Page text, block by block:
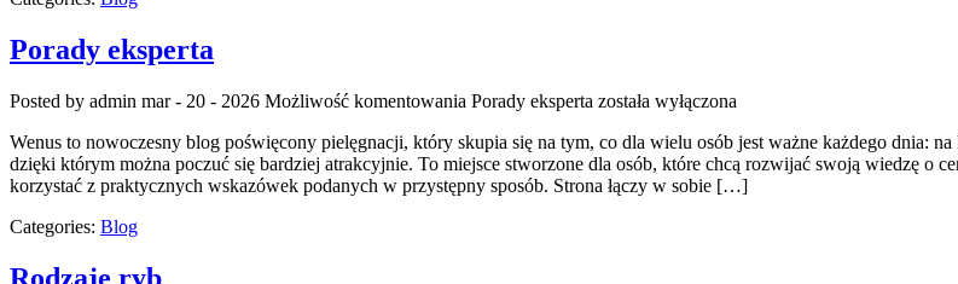
Porady eksperta
Posted by admin mar - 20 - 2026 Możliwość komentowania Porady eksperta została wyłączona
Wenus to nowoczesny blog poświęcony pielęgnacji, który skupia się na tym, co dla wielu osób jest ważne każdego dnia:
dzięki którym można poczuć się bardziej atrakcyjnie. To miejsce stworzone dla osób, które chcą rozwijać swoją wiedzę o
korzystać z praktycznych wskazówek podanych w przystępny sposób. Strona łączy w sobie […]
Categories: Blog